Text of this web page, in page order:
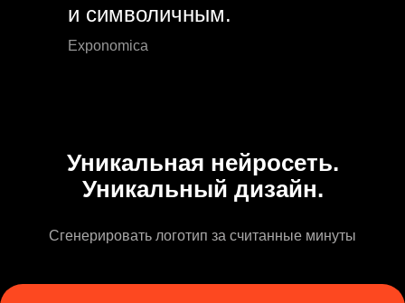
и символичным.
Exponomica
Уникальная нейросеть.
Уникальный дизайн.
Сгенерировать логотип за считанные минуты